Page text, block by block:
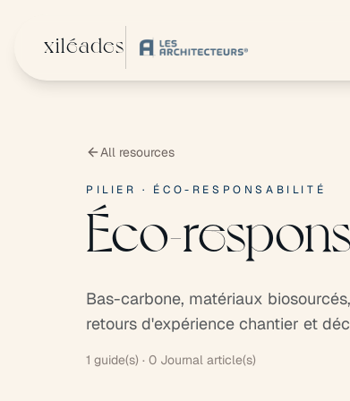
xiléades
All resources
PILIER · ÉCO-RESPONSABILITÉ
Éco-
Bas-carbone, matériaux
retours d'expérience chantier et
1 guide(s) · 0 Journal article(s)